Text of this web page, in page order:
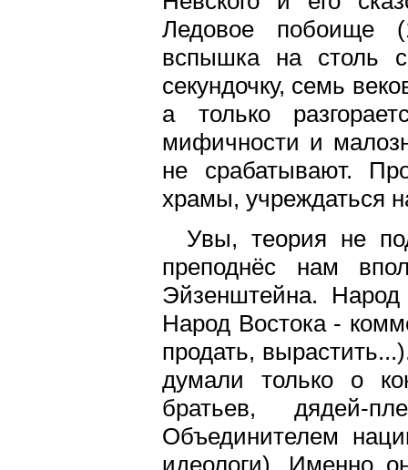
Ледовое побоище
вспышка на столь
секундочку, семь
а только
мифичности и
не срабатывают.
храмы, учреждаться
Увы, теория не
преподнёс нам
Эйзенштейна.
Народ Востока -
продать,
думали только о
братьев, дядей-
Объединителем